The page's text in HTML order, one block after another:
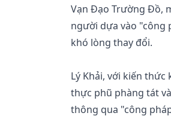
Vạn Đạo Trường Đồ,
người dựa vào "công
khó lòng thay đổi.
Lý Khải, với kiến
thực phũ phàng tát
thông qua "công